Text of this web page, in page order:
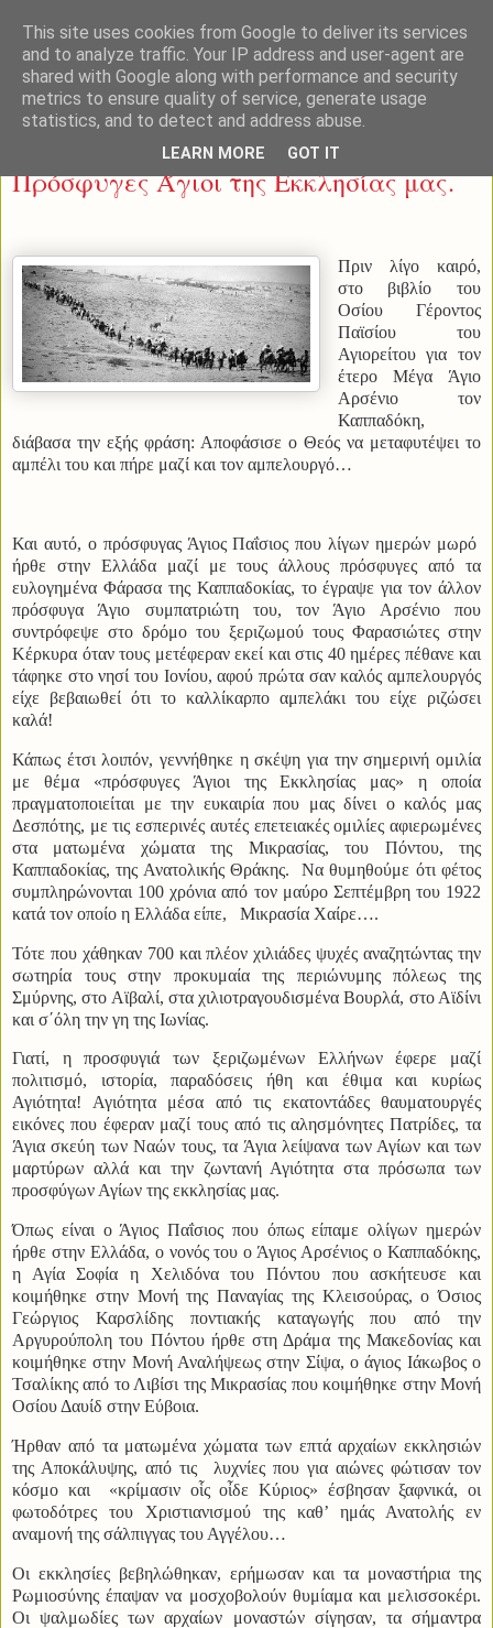
Κυριακή 22 Μαΐου 2022
Πρόσφυγες Άγιοι της Εκκλησίας μας.
Πριν λίγο καιρό,
στο βιβλίο του
Οσίου Γέροντος
Παϊσίου του
Αγιορείτου για τον
έτερο Μέγα Άγιο
Αρσένιο τον
Καππαδόκη,
διάβασα την εξής φράση: Αποφάσισε ο Θεός να μεταφυτέψει το
αμπέλι του και πήρε μαζί και τον αμπελουργό…
Και αυτό, ο πρόσφυγας Άγιος Παΐσιος που λίγων ημερών μωρό
ήρθε στην Ελλάδα μαζί με τους άλλους πρόσφυγες από τα
ευλογημένα Φάρασα της Καππαδοκίας, το έγραψε για τον άλλον
πρόσφυγα Άγιο συμπατριώτη του, τον Άγιο Αρσένιο που
συντρόφεψε στο δρόμο του ξεριζωμού τους Φαρασιώτες στην
Κέρκυρα όταν τους μετέφεραν εκεί και στις 40 ημέρες πέθανε και
τάφηκε στο νησί του Ιονίου, αφού πρώτα σαν καλός αμπελουργός
είχε βεβαιωθεί ότι το καλλίκαρπο αμπελάκι του είχε ριζώσει
καλά!
Κάπως έτσι λοιπόν, γεννήθηκε η σκέψη για την σημερινή ομιλία
με θέμα «πρόσφυγες Άγιοι της Εκκλησίας μας» η οποία
πραγματοποιείται με την ευκαιρία που μας δίνει ο καλός μας
Δεσπότης, με τις εσπερινές αυτές επετειακές ομιλίες αφιερωμένες
στα ματωμένα χώματα της Μικρασίας, του Πόντου, της
Καππαδοκίας, της Ανατολικής Θράκης.
Να θυμηθούμε ότι φέτος
συμπληρώνονται 100 χρόνια από τον μαύρο Σεπτέμβρη του 1922
κατά τον οποίο η Ελλάδα είπε,
Μικρασία Χαίρε….
Τότε που χάθηκαν 700 και πλέον χιλιάδες ψυχές αναζητώντας την
σωτηρία τους στην προκυμαία της περιώνυμης πόλεως της
Σμύρνης, στο Αϊβαλί, στα χιλιοτραγουδισμένα Βουρλά, στο Αϊδίνι
και σ΄όλη την γη της Ιωνίας.
Γιατί, η προσφυγιά των ξεριζωμένων Ελλήνων έφερε μαζί
πολιτισμό, ιστορία, παραδόσεις ήθη και έθιμα και κυρίως
Αγιότητα! Αγιότητα μέσα από τις εκατοντάδες θαυματουργές
εικόνες που έφεραν μαζί τους από τις αλησμόνητες Πατρίδες, τα
Άγια σκεύη των Ναών τους, τα Άγια λείψανα των Αγίων και των
μαρτύρων αλλά και την ζωντανή Αγιότητα στα πρόσωπα των
προσφύγων Αγίων της εκκλησίας μας.
Όπως είναι ο Άγιος Παΐσιος που όπως είπαμε ολίγων ημερών
ήρθε στην Ελλάδα, ο νονός του ο Άγιος Αρσένιος ο Καππαδόκης,
η Αγία Σοφία η Χελιδόνα του Πόντου που ασκήτευσε και
κοιμήθηκε στην Μονή της Παναγίας της Κλεισούρας, ο Όσιος
Γεώργιος Καρσλίδης ποντιακής καταγωγής που από την
Αργυρούπολη του Πόντου ήρθε στη Δράμα της Μακεδονίας και
κοιμήθηκε στην Μονή Αναλήψεως στην Σίψα, ο άγιος Ιάκωβος ο
Τσαλίκης από το Λιβίσι της Μικρασίας που κοιμήθηκε στην Μονή
Οσίου Δαυίδ στην Εύβοια.
Ήρθαν από τα ματωμένα χώματα των επτά αρχαίων εκκλησιών
της Αποκάλυψης, από τις
λυχνίες που για αιώνες φώτισαν τον
κόσμο και «κρίμασιν οἷς οἶδε Κύριος» έσβησαν ξαφνικά, οι
φωτοδότρες του Χριστιανισμού της καθ’ ημάς Ανατολής εν
αναμονή της σάλπιγγας του Αγγέλου…
Οι εκκλησίες βεβηλώθηκαν, ερήμωσαν και τα μοναστήρια της
Ρωμιοσύνης έπαψαν να μοσχοβολούν θυμίαμα και μελισσοκέρι.
Οι ψαλμωδίες των αρχαίων μοναστών σίγησαν, τα σήμαντρα
This site uses cookies from Google to deliver its services
and to analyze traffic. Your IP address and user-agent are
shared with Google along with performance and security
metrics to ensure quality of service, generate usage
statistics, and to detect and address abuse.
LEARN MORE GOT IT